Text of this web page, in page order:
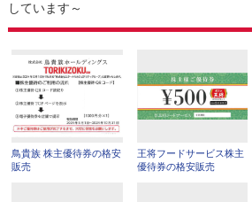
しています～
鳥貴族 株主優待券の格安
販売
王将フードサービス株主
優待券の格安販売